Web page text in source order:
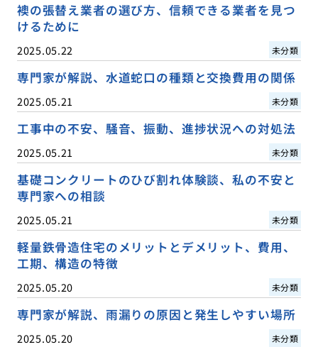
襖の張替え業者の選び方、信頼できる業者を見つ
けるために
2025.05.22 未分類
専門家が解説、水道蛇口の種類と交換費用の関係
2025.05.21 未分類
工事中の不安、騒音、振動、進捗状況への対処法
2025.05.21 未分類
基礎コンクリートのひび割れ体験談、私の不安と
専門家への相談
2025.05.21 未分類
軽量鉄骨造住宅のメリットとデメリット、費用、
工期、構造の特徴
2025.05.20 未分類
専門家が解説、雨漏りの原因と発生しやすい場所
2025.05.20 未分類